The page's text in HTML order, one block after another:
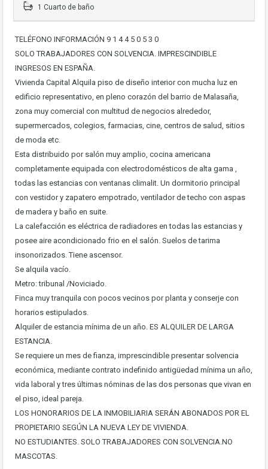
1 Cuarto de baño
TELÉFONO INFORMACIÓN 9 1 4 4 5 0 5 3 0
SOLO TRABAJADORES CON SOLVENCIA. IMPRESCINDIBLE
INGRESOS EN ESPAÑA.
Vivienda Capital Alquila piso de diseño interior con mucha luz en
edificio representativo, en pleno corazón del barrio de Malasaña,
zona muy comercial con multitud de negocios alrededor,
supermercados, colegios, farmacias, cine, centros de salud, sitios
de moda etc.
Esta distribuido por salón muy amplio, cocina americana
completamente equipada con electrodomésticos de alta gama ,
todas las estancias con ventanas climalit. Un dormitorio principal
con vestidor y zapatero empotrado, ventilador de techo con aspas
de madera y baño en suite.
La calefacción es eléctrica de radiadores en todas las estancias y
posee aire acondicionado frio en el salón. Suelos de tarima
insonorizados. Tiene ascensor.
Se alquila vacío.
Metro: tribunal /Noviciado.
Finca muy tranquila con pocos vecinos por planta y conserje con
horarios estipulados.
Alquiler de estancia mínima de un año. ES ALQUILER DE LARGA
ESTANCIA.
Se requiere un mes de fianza, imprescindible presentar solvencia
económica, mediante contrato indefinido antigüedad mínima un año,
vida laboral y tres últimas nóminas de las dos personas que vivan en
el piso, ideal pareja.
LOS HONORARIOS DE LA INMOBILIARIA SERÁN ABONADOS POR EL
PROPIETARIO SEGÚN LA NUEVA LEY DE VIVIENDA.
NO ESTUDIANTES. SOLO TRABAJADORES CON SOLVENCIA.NO
MASCOTAS.